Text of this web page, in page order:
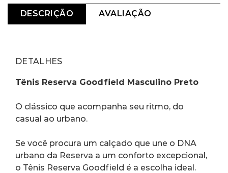
DESCRIÇÃO AVALIAÇÃO
DETALHES
Tênis Reserva Goodfield Masculino Preto
O clássico que acompanha seu ritmo, do
casual ao urbano.
Se você procura um calçado que une o DNA
urbano da Reserva a um conforto excepcional,
o Tênis Reserva Goodfield é a escolha ideal.